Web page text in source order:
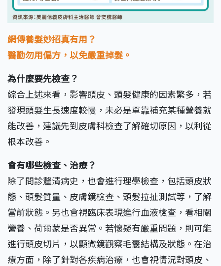
網傳養髮妙招真有用？
醫勸勿用偏方，以免嚴重掉髮。
為什麼要先檢查？
綜合上述來看，影響頭皮、頭髮健康的因素繁多，若
發現頭髮生長速度較慢，未必是單靠補充某種營養就
能改善，建議先到皮膚科檢查了解確切原因，以利從
根本改善。
會有哪些檢查、治療？
除了問診釐清病史，也會進行理學檢查，包括頭皮狀
態、頭髮質量、皮膚鏡檢查、頭髮拉扯測試等，了解
當前狀態。另也會視臨床表現進行血液檢查，看相關
營養、荷爾蒙是否異常。若懷疑有嚴重問題，則可能
進行頭皮切片，以顯微鏡觀察毛囊結構及狀態。在治
療方面，除了針對各疾病治療，也會視情況對頭皮、